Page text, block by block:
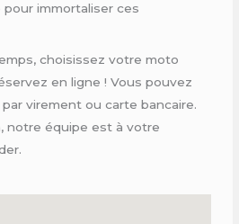
immortaliser ces
choisissez votre moto
en ligne ! Vous pouvez
virement ou carte bancaire.
notre équipe est à votre